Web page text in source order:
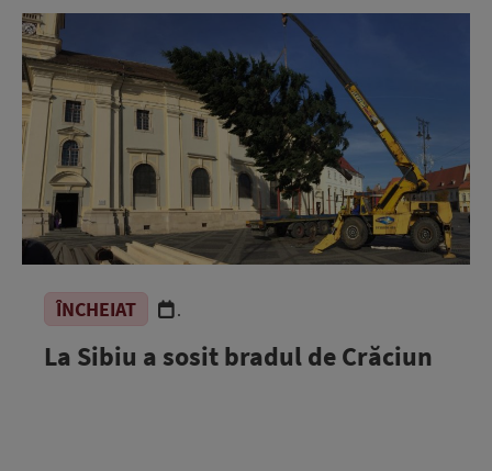
ÎNCHEIAT .
La Sibiu a sosit bradul de Crăciun